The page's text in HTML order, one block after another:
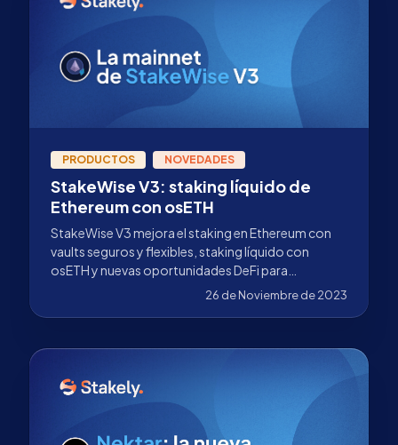
PRODUCTOS NOVEDADES
StakeWise V3: staking líquido de
Ethereum con osETH
StakeWise V3 mejora el staking en Ethereum con
vaults seguros y flexibles, staking líquido con
osETH y nuevas oportunidades DeFi para
26 de Noviembre de 2023